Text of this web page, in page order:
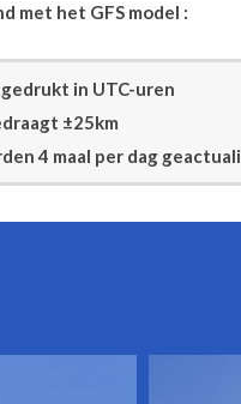
met het GFS model :
in UTC-uren
±25km
4 maal per dag